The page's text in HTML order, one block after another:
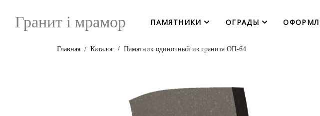
Гранит i мрамор ПАМЯТНИКИ ОГРАДЫ
Главная Каталог Памятник одиночный из гранита ОП-64